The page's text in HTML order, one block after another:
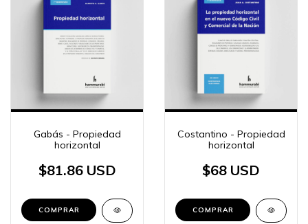
Gabás - Propiedad
horizontal
$81.86 USD
COMPRAR
Costantino - Propiedad
horizontal
$68 USD
COMPRAR